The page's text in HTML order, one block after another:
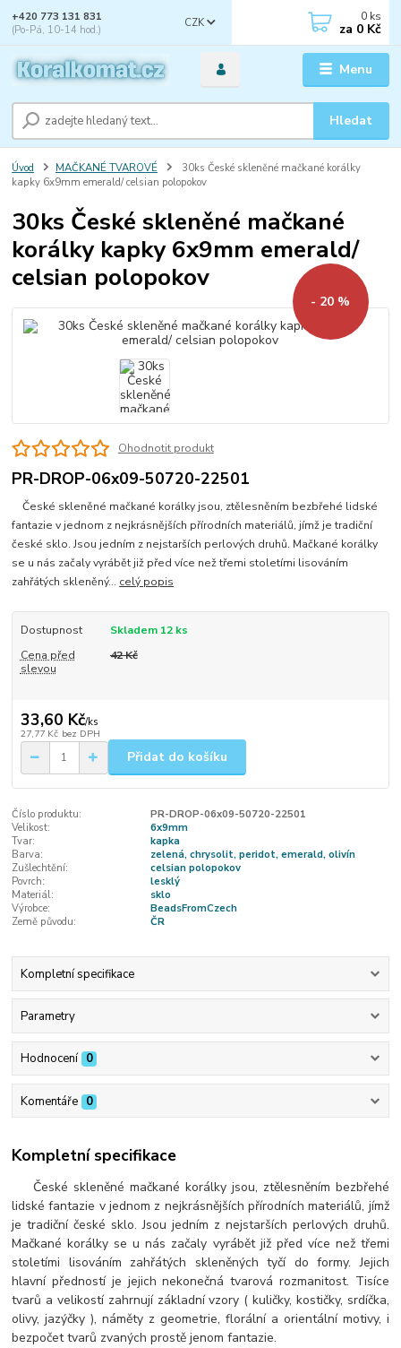
Menu
CZK
Hledat
+420 773 131 831
(Po-Pá, 10-14 hod.)
0 ks
za 0 Kč
Úvod MAČKANÉ TVAROVÉ
30ks České skleněné mačkané korálky
kapky 6x9mm emerald/ celsian polopokov
30ks České skleněné mačkané
korálky kapky 6x9mm emerald/
celsian polopokov
- 20 %
Ohodnotit produkt
PR-DROP-06x09-50720-22501
České skleněné mačkané korálky jsou, ztělesněním bezbřehé lidské
fantazie v jednom z nejkrásnějších přírodních materiálů, jímž je tradiční
české sklo. Jsou jedním z nejstarších perlových druhů. Mačkané korálky
se u nás začaly vyrábět již před více než třemi stoletími lisováním
zahřátých skleněný... celý popis
Dostupnost
Skladem 12 ks
Cena před
slevou
42 Kč
33,60 Kč/ks
27,77 Kč bez DPH
Přidat do košíku
Číslo produktu:
PR-DROP-06x09-50720-22501
Velikost:
6x9mm
Tvar:
kapka
Barva:
zelená, chrysolit, peridot, emerald, olivín
Zušlechtění:
celsian polopokov
Povrch:
lesklý
Materiál:
sklo
Výrobce:
BeadsFromCzech
Země původu:
ČR
Kompletní specifikace
Parametry
Hodnocení 0
Komentáře 0
Kompletní specifikace
České skleněné mačkané korálky jsou, ztělesněním bezbřehé
lidské fantazie v jednom z nejkrásnějších přírodních materiálů, jímž
je tradiční české sklo. Jsou jedním z nejstarších perlových druhů.
Mačkané korálky se u nás začaly vyrábět již před více než třemi
stoletími lisováním zahřátých skleněných tyčí do formy. Jejich
hlavní předností je jejich nekonečná tvarová rozmanitost. Tisíce
tvarů a velikostí zahrnují základní vzory ( kuličky, kostičky, srdíčka,
olivy, jazýčky ), náměty z geometrie, florální a orientální motivy, i
bezpočet tvarů zvaných prostě jenom fantazie.